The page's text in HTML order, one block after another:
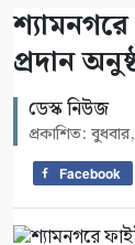
শ্যামনগরে
প্রদান
ডেস্ক নিউজ
প্রকাশিত:
Facebook